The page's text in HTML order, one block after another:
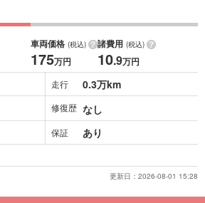
車両価格 (税込)
175万円
諸費用 (税込)
10.9万円
走行 0.3万km
修復歴 なし
保証 あり
更新日： 2026-08-01 15:28